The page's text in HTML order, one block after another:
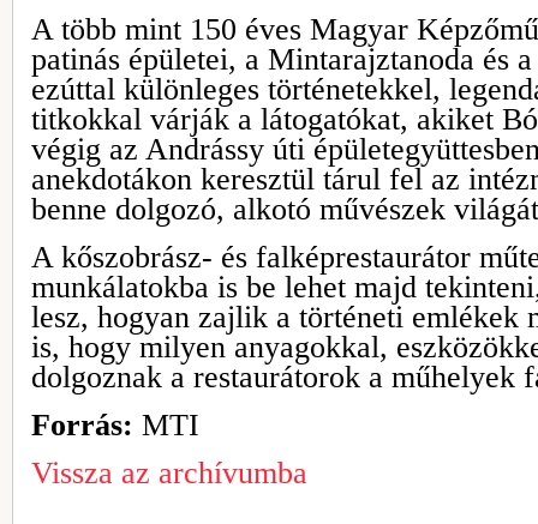
A több mint 150 éves Magyar
patinás épületei, a Mintarajztanoda és
ezúttal különleges történetekkel,
titkokkal várják a látogatókat, akiket
végig az Andrássy úti
anekdotákon keresztül tárul fel az
benne dolgozó, alkotó művészek
A kőszobrász- és falképrestaurátor
munkálatokba is be lehet majd
lesz, hogyan zajlik a történeti emlékek
is, hogy milyen anyagokkal,
dolgoznak a restaurátorok a műhelyek
Forrás: MTI
Vissza az archívumba